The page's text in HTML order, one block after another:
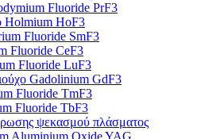
Fluoride PrF3
Holmium HoF3
Fluoride SmF3
Fluoride CeF3
Fluoride LuF3
Gadolinium GdF3
Fluoride TmF3
Fluoride TbF3
ψεκασμού πλάσματος
Aluminium Oxide YAG